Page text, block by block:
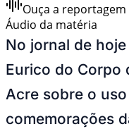
Ouça a reportagem
Áudio da matéria
No jornal de
Eurico do Corpo
Acre sobre o
comemorações